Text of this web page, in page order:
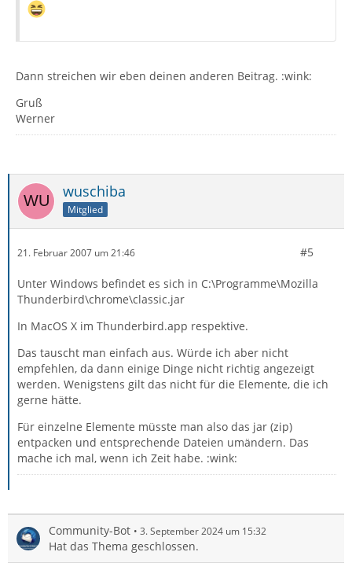
Dann streichen wir eben deinen anderen Beitrag. :wink:
Gruß
Werner
wuschiba
Mitglied
21. Februar 2007 um 21:46 #5
Unter Windows befindet es sich in C:\Programme\Mozilla
Thunderbird\chrome\classic.jar
In MacOS X im Thunderbird.app respektive.
Das tauscht man einfach aus. Würde ich aber nicht
empfehlen, da dann einige Dinge nicht richtig angezeigt
werden. Wenigstens gilt das nicht für die Elemente, die ich
gerne hätte.
Für einzelne Elemente müsste man also das jar (zip)
entpacken und entsprechende Dateien umändern. Das
mache ich mal, wenn ich Zeit habe. :wink:
Community-Bot 3. September 2024 um 15:32
Hat das Thema geschlossen.